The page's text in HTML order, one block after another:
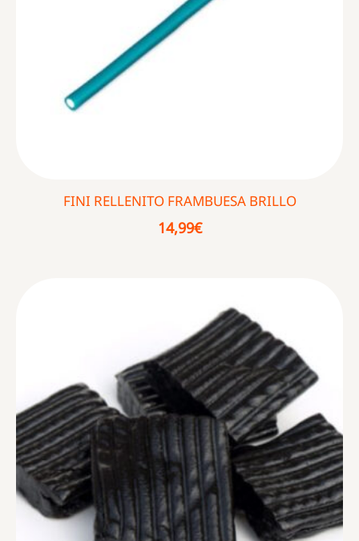
FINI RELLENITO FRAMBUESA BRILLO
14,99€